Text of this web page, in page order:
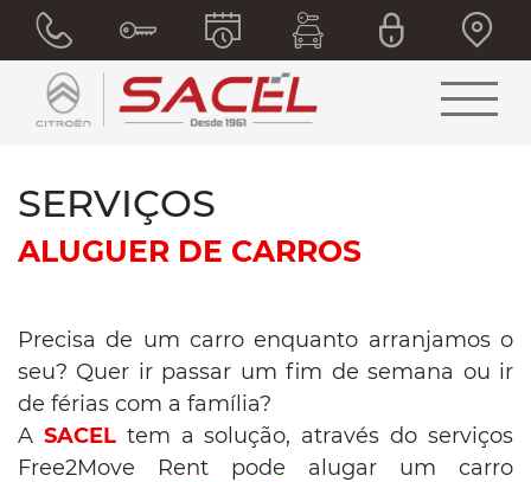
SERVIÇOS
ALUGUER DE CARROS
Precisa de um carro enquanto arranjamos o
seu? Quer ir passar um fim de semana ou ir
de férias com a família?
A SACELtem a solução, através do serviços
Free2Move Rent pode alugar um carro